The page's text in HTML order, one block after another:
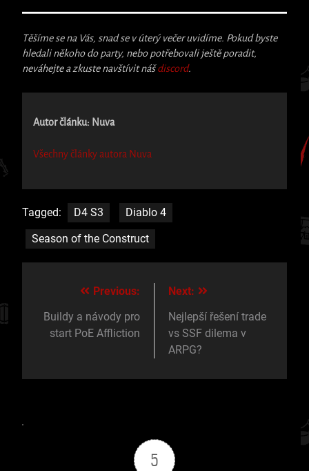
Těšíme se na Vás, snad se v úterý večer uvidíme. Pokud byste
hledali někoho do party, nebo potřebovali ještě poradit,
neváhejte a zkuste navštívit nášdiscord.
Autor článku: Nuva
Všechny články autora Nuva
Tagged: D4 S3
Diablo 4
Season of the Construct
Navigace
pro
Previous:
Buildy a návody pro
start PoE Affliction
Next:
Nejlepší řešení trade
vs SSF dilema v
ARPG?
5